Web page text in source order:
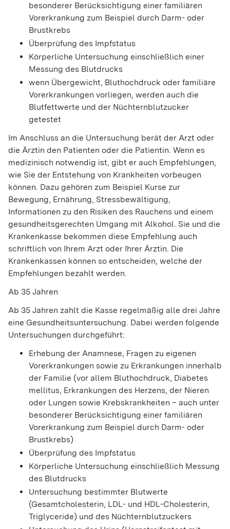
besonderer Berücksichtigung einer familiären
Vorerkrankung zum Beispiel durch Darm- oder
Brustkrebs
Überprüfung des Impfstatus
Körperliche Untersuchung einschließlich einer
Messung des Blutdrucks
wenn Übergewicht, Bluthochdruck oder familiäre
Vorerkrankungen vorliegen, werden auch die
Blutfettwerte und der Nüchternblutzucker
getestet
Im Anschluss an die Untersuchung berät der Arzt oder
die Ärztin den Patienten oder die Patientin. Wenn es
medizinisch notwendig ist, gibt er auch Empfehlungen,
wie Sie der Entstehung von Krankheiten vorbeugen
können. Dazu gehören zum Beispiel Kurse zur
Bewegung, Ernährung, Stressbewältigung,
Informationen zu den Risiken des Rauchens und einem
gesundheitsgerechten Umgang mit Alkohol. Sie und die
Krankenkasse bekommen diese Empfehlung auch
schriftlich von Ihrem Arzt oder Ihrer Ärztin. Die
Krankenkassen können so entscheiden, welche der
Empfehlungen bezahlt werden.
Ab 35 Jahren
Ab 35 Jahren zahlt die Kasse regelmäßig alle drei Jahre
eine Gesundheitsuntersuchung. Dabei werden folgende
Untersuchungen durchgeführt:
Erhebung der Anamnese, Fragen zu eigenen
Vorerkrankungen sowie zu Erkrankungen innerhalb
der Familie (vor allem Bluthochdruck, Diabetes
mellitus, Erkrankungen des Herzens, der Nieren
oder Lungen sowie Krebskrankheiten – auch unter
besonderer Berücksichtigung einer familiären
Vorerkrankung zum Beispiel durch Darm- oder
Brustkrebs)
Überprüfung des Impfstatus
Körperliche Untersuchung einschließlich Messung
des Blutdrucks
Untersuchung bestimmter Blutwerte
(Gesamtcholesterin, LDL- und HDL-Cholesterin,
Triglyceride) und des Nüchternblutzuckers